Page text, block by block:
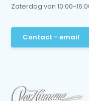
Zaterdag van 10:00-
Contact - email